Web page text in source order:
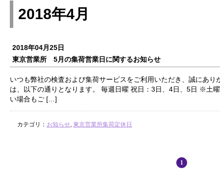
2018年4月
2018年04月25日
東京営業所 5月の集荷営業日に関するお知らせ
いつも弊社の検査および集荷サービスをご利用いただき、誠にあ
は、以下の通りとなります。 毎週日曜 祝日：3日、4日、5日 ※土
い場合もご […]
カテゴリ： お知らせ, 東京営業所集荷定休日
1